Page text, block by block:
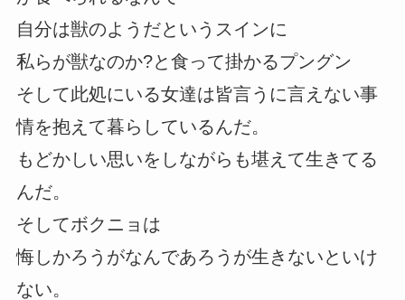
自分は獣のようだというスインに
私らが獣なのか?と食って掛かるプングン
そして此処にいる女達は皆言うに言えない事
情を抱えて暮らしているんだ。
もどかしい思いをしながらも堪えて生きてる
んだ。
そしてボクニョは
悔しかろうがなんであろうが生きないといけ
ない。